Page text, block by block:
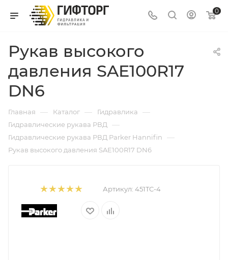
0
Рукав высокого
давления SAE100R17
DN6
Главная — Каталог — Гидравлика —
Гидравлические рукава РВД —
Гидравлические рукава РВД Parker Hannifin —
Рукав высокого давления SAE100R17 DN6
Артикул: 451TC-4